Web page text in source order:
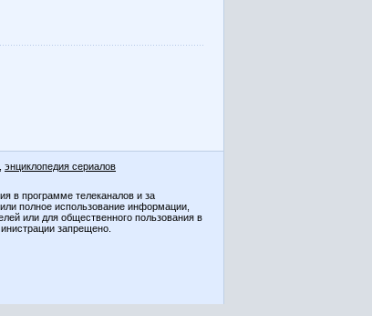
энциклопедия сериалов
в программе телеканалов и за
полное использование информации,
или для общественного пользования в
запрещено.